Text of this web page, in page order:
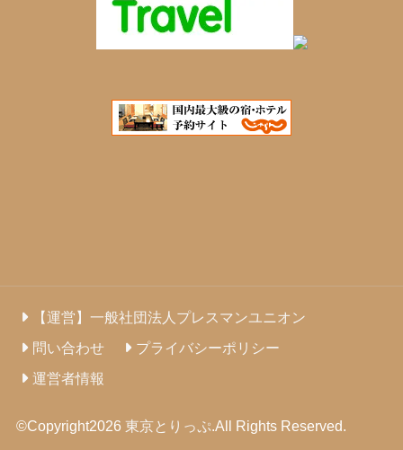
【運営】一般社団法人プレスマンユニオン
問い合わせ
プライバシーポリシー
運営者情報
©Copyright2026 東京とりっぷ.All Rights Reserved.